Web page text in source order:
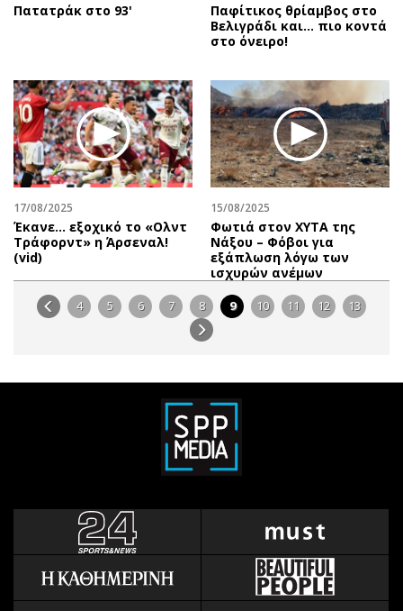
Πατατράκ στο 93'
Παφίτικος θρίαμβος στο
Βελιγράδι και... πιο κοντά
στο όνειρο!
17/08/2025
Έκανε… εξοχικό το «Ολντ
Τράφορντ» η Άρσεναλ!
(vid)
15/08/2025
Φωτιά στον ΧΥΤΑ της
Νάξου – Φόβοι για
εξάπλωση λόγω των
ισχυρών ανέμων
4 5 6 7 8 9 10 11 12 13